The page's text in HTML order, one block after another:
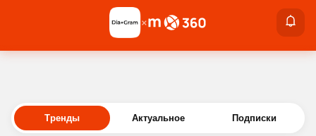
Войти
×
Тренды Актуальное Подписки